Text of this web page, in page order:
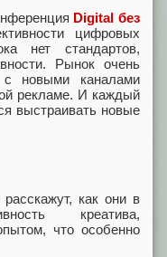
Digital без
цифровых
нет стандартов,
Рынок очень
с новыми каналами
рекламе. И каждый
выстраивать новые
как они в
креатива,
что особенно